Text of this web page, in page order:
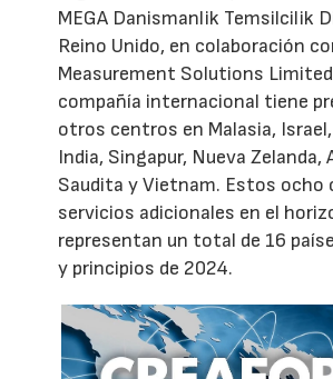
MEGA Danismanlik Temsilcilik
Reino Unido, en colaboración
Measurement Solutions
compañía internacional tiene
otros centros en Malasia,
India, Singapur, Nueva Zelanda,
Saudita y Vietnam. Estos ocho
servicios adicionales en el
representan un total de 16
y principios de 2024.